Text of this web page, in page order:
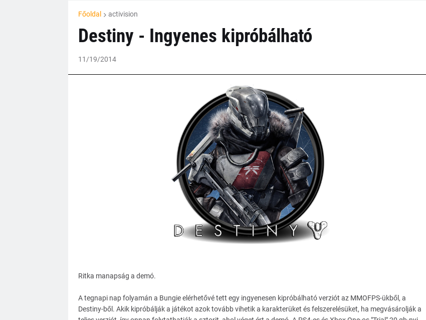
Főoldal activision
Destiny - Ingyenes kipróbálható
11/19/2014
Ritka manapság a demó.
A tegnapi nap folyamán a Bungie elérhetővé tett egy ingyenesen kipróbálható verziót az MMOFPS-ükből, a
Destiny-ből. Akik kipróbálják a játékot azok tovább vihetik a karakterüket és felszerelésüket, ha megvásárolják a